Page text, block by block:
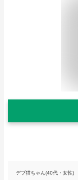
デブ猫ちゃん(40代・女性)